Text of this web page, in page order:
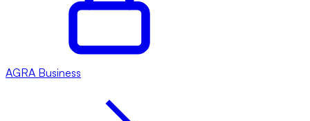
AGRA Business